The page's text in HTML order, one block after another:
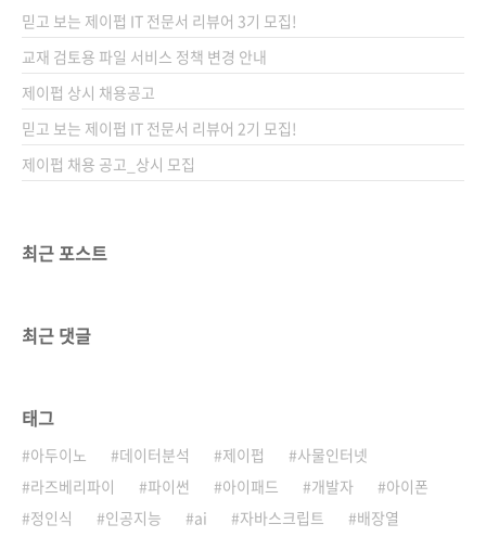
믿고 보는 제이펍 IT 전문서 리뷰어 3기 모집!
교재 검토용 파일 서비스 정책 변경 안내
제이펍 상시 채용공고
믿고 보는 제이펍 IT 전문서 리뷰어 2기 모집!
제이펍 채용 공고_상시 모집
최근 포스트
최근 댓글
태그
아두이노 데이터분석 제이펍
사물인터넷
라즈베리파이
파이썬 아이패드 개발자
아이폰
정인식
인공지능 ai 자바스크립트
배장열